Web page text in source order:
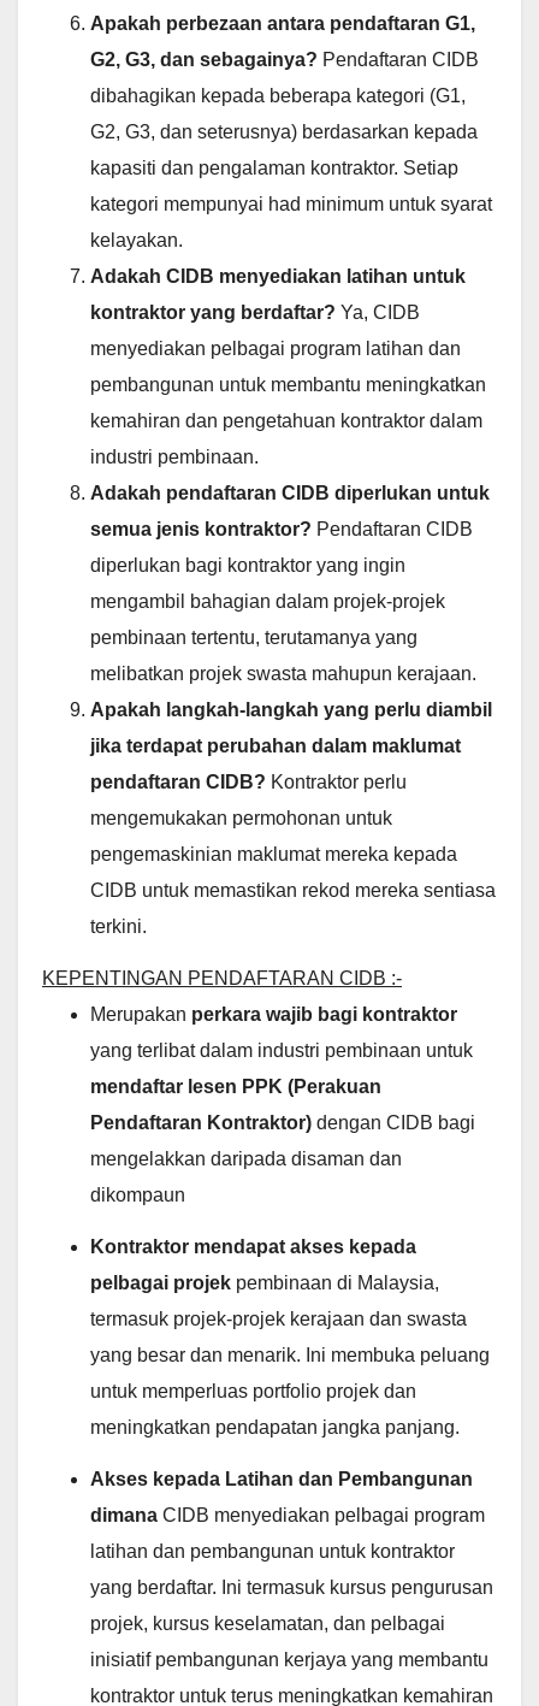
Apakah perbezaan antara pendaftaran G1,
G2, G3, dan sebagainya? Pendaftaran CIDB
dibahagikan kepada beberapa kategori (G1,
G2, G3, dan seterusnya) berdasarkan kepada
kapasiti dan pengalaman kontraktor. Setiap
kategori mempunyai had minimum untuk syarat
kelayakan.
Adakah CIDB menyediakan latihan untuk
kontraktor yang berdaftar? Ya, CIDB
menyediakan pelbagai program latihan dan
pembangunan untuk membantu meningkatkan
kemahiran dan pengetahuan kontraktor dalam
industri pembinaan.
Adakah pendaftaran CIDB diperlukan untuk
semua jenis kontraktor? Pendaftaran CIDB
diperlukan bagi kontraktor yang ingin
mengambil bahagian dalam projek-projek
pembinaan tertentu, terutamanya yang
melibatkan projek swasta mahupun kerajaan.
Apakah langkah-langkah yang perlu diambil
jika terdapat perubahan dalam maklumat
pendaftaran CIDB? Kontraktor perlu
mengemukakan permohonan untuk
pengemaskinian maklumat mereka kepada
CIDB untuk memastikan rekod mereka sentiasa
terkini.
KEPENTINGAN PENDAFTARAN CIDB :-
Merupakan perkara wajib bagi kontraktor
yang terlibat dalam industri pembinaan untuk
mendaftar lesen PPK (Perakuan
Pendaftaran Kontraktor) dengan CIDB bagi
mengelakkan daripada disaman dan
dikompaun
Kontraktor mendapat akses kepada
pelbagai projek pembinaan di Malaysia,
termasuk projek-projek kerajaan dan swasta
yang besar dan menarik. Ini membuka peluang
untuk memperluas portfolio projek dan
meningkatkan pendapatan jangka panjang.
Akses kepada Latihan dan Pembangunan
dimana CIDB menyediakan pelbagai program
latihan dan pembangunan untuk kontraktor
yang berdaftar. Ini termasuk kursus pengurusan
projek, kursus keselamatan, dan pelbagai
inisiatif pembangunan kerjaya yang membantu
kontraktor untuk terus meningkatkan kemahiran